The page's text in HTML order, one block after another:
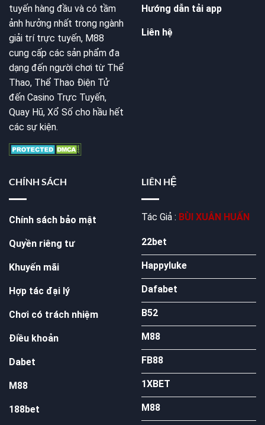
tuyến hàng đầu và có tầm
ảnh hưởng nhất trong ngành
giải trí trực tuyến, M88
cung cấp các sản phẩm đa
dạng đến người chơi từ Thể
Thao, Thể Thao Điện Tử
đến Casino Trực Tuyến,
Quay Hũ, Xổ Số cho hầu hết
các sự kiện.
Hướng dẫn tải app
Liên hệ
CHÍNH SÁCH
Chính sách bảo mật
Quyền riêng tư
Khuyến mãi
Hợp tác đại lý
Chơi có trách nhiệm
Điều khoản
Dabet
M88
188bet
LIÊN HỆ
Tác Giả : BÙI XUÂN HUẤN
22bet
Happyluke
Dafabet
B52
M88
FB88
1XBET
M88